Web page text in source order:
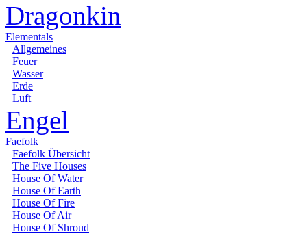
Dragonkin
Elementals
Allgemeines
Feuer
Wasser
Erde
Luft
Engel
Faefolk
Faefolk Übersicht
The Five Houses
House Of Water
House Of Earth
House Of Fire
House Of Air
House Of Shroud